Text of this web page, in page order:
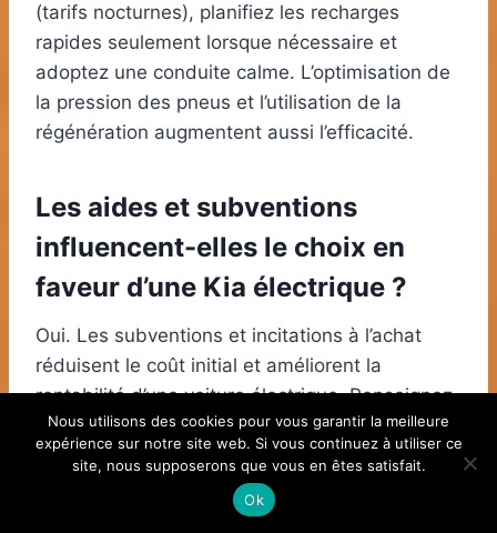
(tarifs nocturnes), planifiez les recharges
rapides seulement lorsque nécessaire et
adoptez une conduite calme. L’optimisation de
la pression des pneus et l’utilisation de la
régénération augmentent aussi l’efficacité.
Les aides et subventions
influencent-elles le choix en
faveur d’une Kia électrique ?
Oui. Les subventions et incitations à l’achat
réduisent le coût initial et améliorent la
rentabilité d’une voiture électrique. Renseignez-
vous sur les dispositifs locaux pour évaluer le
TCO.
consommation d'énergie
Nous utilisons des cookies pour vous garantir la meilleure
expérience sur notre site web. Si vous continuez à utiliser ce
site, nous supposerons que vous en êtes satisfait.
Ok